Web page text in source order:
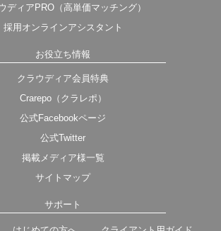
ディアPRO（高単価マッチング）
採用オンラインアシスタント
お役立ち情報
クラウディア会員特典
Crarepo（クラレポ）
公式Facebookページ
公式Twitter
掲載メディア様一覧
サイトマップ
サポート